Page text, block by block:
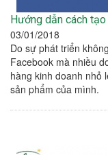
Hướng dẫn cách
03/01/2018
Do sự phát triển
Facebook mà nhiều
hàng kinh doanh nhỏ
sản phẩm của mình.